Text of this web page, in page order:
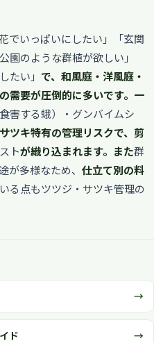
でいっぱいにしたい」「玄関
園のような群植が欲しい」
たい」 で、 和風庭・洋風庭・
需要が圧倒的に多いです。一
害する蛾）・グンバイムシ
ツキ特有の管理リスクで、剪
トが織り込まれます。また群
多様なため、 仕立て別の料
る点もツツジ・サツキ管理の
ド